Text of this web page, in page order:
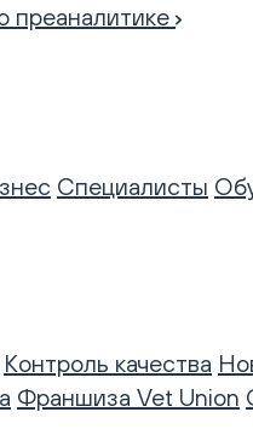
преаналитике
Специалисты
Контроль качества
Франшиза Vet Union